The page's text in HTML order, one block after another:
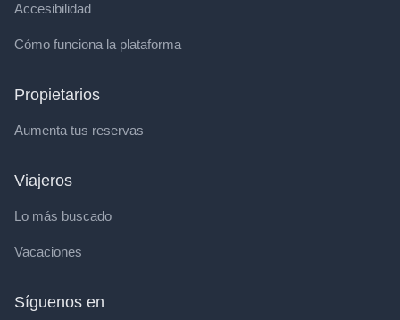
Accesibilidad
Cómo funciona la plataforma
Propietarios
Aumenta tus reservas
Viajeros
Lo más buscado
Vacaciones
Síguenos en